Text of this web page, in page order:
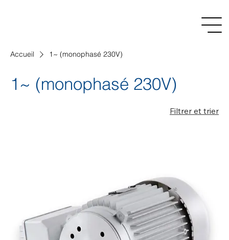
Accueil 1~ (monophasé 230V)
1~ (monophasé 230V)
Filtrer et trier